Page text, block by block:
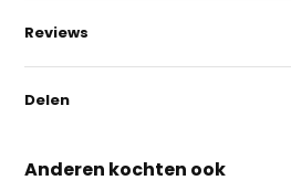
Reviews
Delen
Anderen kochten ook